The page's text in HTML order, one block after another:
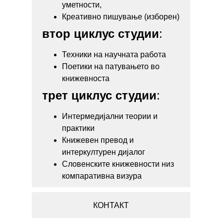
КОНТАКТ
уметности,
Креативно пишување (изборен)
втор циклус студии:
Техники на научната работа
Поетики на патувањето во
книжевноста
трет циклус студии:
Интермедијални теории и
практики
Книжевен превод и
интеркултурен дијалог
Словенските книжевности низ
компаративна визура